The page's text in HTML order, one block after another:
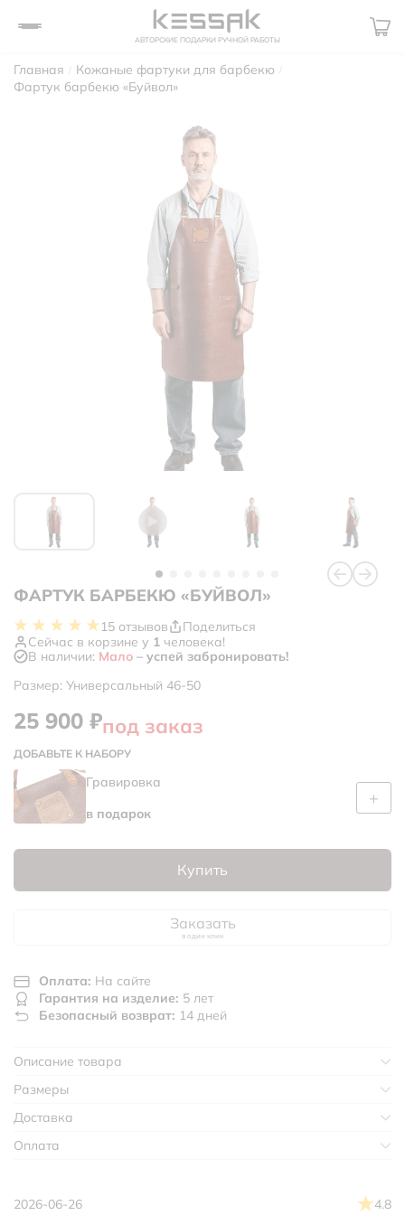
АВТОРСКИЕ ПОДАРКИ РУЧНОЙ РАБОТЫ
Главная
Кожаные фартуки для барбекю
Фартук барбекю «Буйвол»
ФАРТУК БАРБЕКЮ «БУЙВОЛ»
15 отзывов
Поделиться
Сейчас в корзине у 1 человека!
В наличии: Мало – успей забронировать!
Размер: Универсальный 46-50
25 900 ₽под заказ
ДОБАВЬТЕ К НАБОРУ
Гравировка
в подарок
+
Купить
Заказать
в один клик
Оплата: На сайте
Гарантия на изделие: 5 лет
Безопасный возврат: 14 дней
Описание товара
Размеры
Доставка
Оплата
2026-06-26 4.8